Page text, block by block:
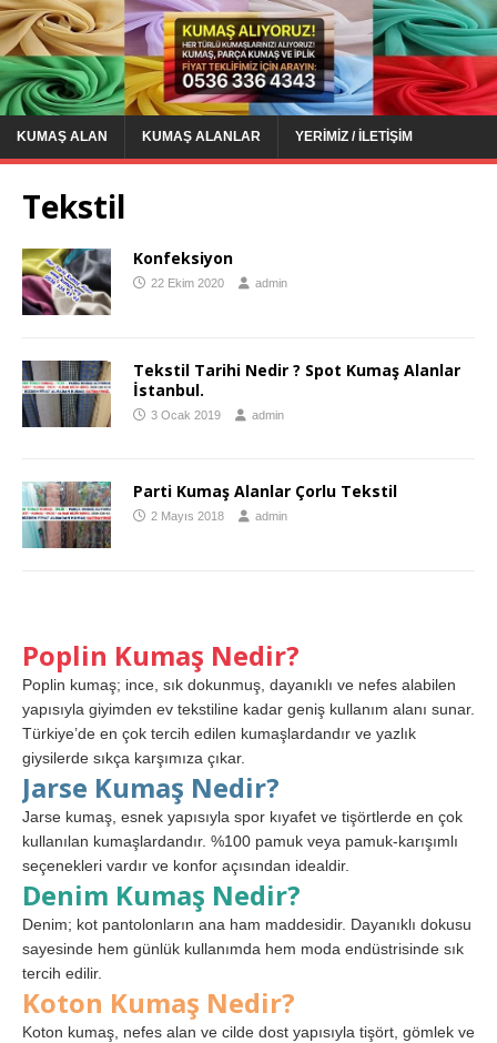
KUMAŞ ALAN KUMAŞ ALANLAR YERIMIZ / İLETIŞIM
Tekstil
Konfeksiyon
22 Ekim 2020 admin
Tekstil Tarihi Nedir ? Spot Kumaş Alanlar
İstanbul.
3 Ocak 2019 admin
Parti Kumaş Alanlar Çorlu Tekstil
2 Mayıs 2018 admin
Poplin Kumaş Nedir?
Poplin kumaş; ince, sık dokunmuş, dayanıklı ve nefes alabilen
yapısıyla giyimden ev tekstiline kadar geniş kullanım alanı sunar.
Türkiye’de en çok tercih edilen kumaşlardandır ve yazlık
giysilerde sıkça karşımıza çıkar.
Jarse Kumaş Nedir?
Jarse kumaş, esnek yapısıyla spor kıyafet ve tişörtlerde en çok
kullanılan kumaşlardandır. %100 pamuk veya pamuk-karışımlı
seçenekleri vardır ve konfor açısından idealdir.
Denim Kumaş Nedir?
Denim; kot pantolonların ana ham maddesidir. Dayanıklı dokusu
sayesinde hem günlük kullanımda hem moda endüstrisinde sık
tercih edilir.
Koton Kumaş Nedir?
Koton kumaş, nefes alan ve cilde dost yapısıyla tişört, gömlek ve